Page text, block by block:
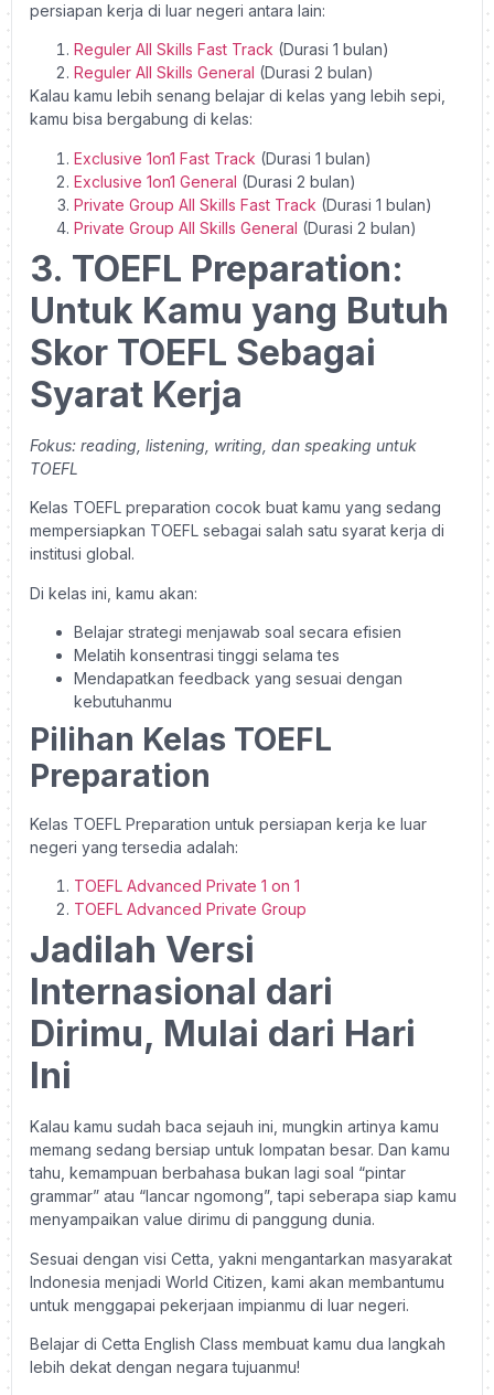
persiapan kerja di luar negeri antara lain:
Reguler All Skills Fast Track (Durasi 1 bulan)
Reguler All Skills General (Durasi 2 bulan)
Kalau kamu lebih senang belajar di kelas yang lebih sepi,
kamu bisa bergabung di kelas:
Exclusive 1on1 Fast Track (Durasi 1 bulan)
Exclusive 1on1 General (Durasi 2 bulan)
Private Group All Skills Fast Track (Durasi 1 bulan)
Private Group All Skills General (Durasi 2 bulan)
3. TOEFL Preparation:
Untuk Kamu yang Butuh
Skor TOEFL Sebagai
Syarat Kerja
Fokus: reading, listening, writing, dan speaking untuk
TOEFL
Kelas TOEFL preparation cocok buat kamu yang sedang
mempersiapkan TOEFL sebagai salah satu syarat kerja di
institusi global.
Di kelas ini, kamu akan:
Belajar strategi menjawab soal secara efisien
Melatih konsentrasi tinggi selama tes
Mendapatkan feedback yang sesuai dengan
kebutuhanmu
Pilihan Kelas TOEFL
Preparation
Kelas TOEFL Preparation untuk persiapan kerja ke luar
negeri yang tersedia adalah:
TOEFL Advanced Private 1 on 1
TOEFL Advanced Private Group
Jadilah Versi
Internasional dari
Dirimu, Mulai dari Hari
Ini
Kalau kamu sudah baca sejauh ini, mungkin artinya kamu
memang sedang bersiap untuk lompatan besar. Dan kamu
tahu, kemampuan berbahasa bukan lagi soal “pintar
grammar” atau “lancar ngomong”, tapi seberapa siap kamu
menyampaikan value dirimu di panggung dunia.
Sesuai dengan visi Cetta, yakni mengantarkan masyarakat
Indonesia menjadi World Citizen, kami akan membantumu
untuk menggapai pekerjaan impianmu di luar negeri.
Belajar di Cetta English Class membuat kamu dua langkah
lebih dekat dengan negara tujuanmu!